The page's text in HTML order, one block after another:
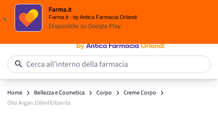
Spedizione
x
Farma.it
Farma.it - by Antica Farmacia Orlandi
Disponibile su Google Play
Salta al contenuto
Cerca all’interno della farmacia
Home Bellezza e Cosmetica Corpo
Creme Corpo
Olio Argan 100ml Erbavita